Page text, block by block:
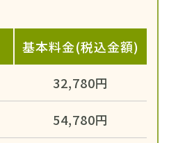
基本料金(税込金額)
32,780円
54,780円